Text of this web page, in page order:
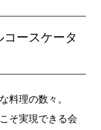
ースケータ
料理の数々。
そ実現できる会